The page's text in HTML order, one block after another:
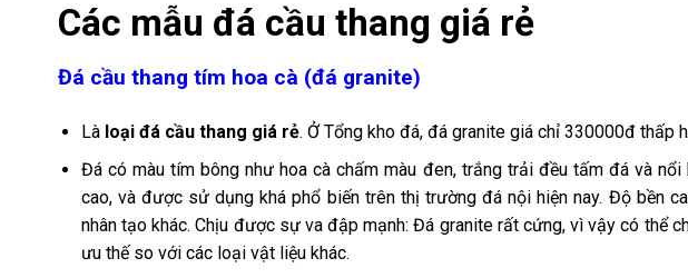
Các mẫu đá cầu thang giá rẻ
Đá cầu thang tím hoa cà (đá granite)
Là loại đá cầu thang giá rẻ. Ở Tổng kho đá, đá granite giá chỉ 330000đ thấp
Đá có màu tím bông như hoa cà chấm màu đen, trắng trải đều tấm đá và
cao, và được sử dụng khá phổ biến trên thị trường đá nội hiện nay. Độ bền
nhân tạo khác. Chịu được sự va đập mạnh: Đá granite rất cứng, vì vậy có thể
ưu thế so với các loại vật liệu khác.